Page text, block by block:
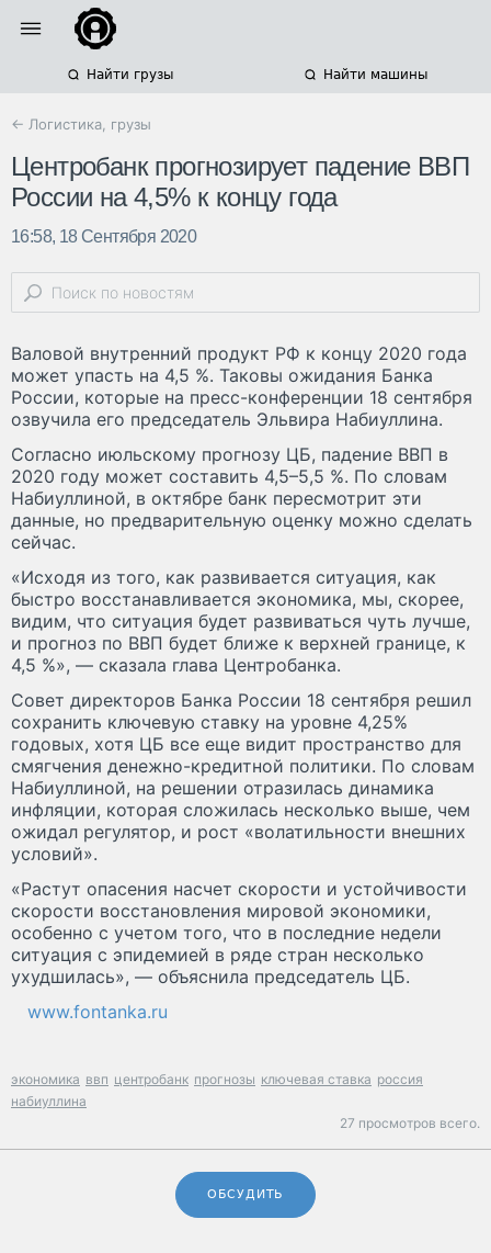
Найти грузы Найти машины
← Логистика, грузы
Центробанк прогнозирует падение ВВП
России на 4,5% к концу года
16:58, 18 Сентября 2020
Валовой внутренний продукт РФ к концу 2020 года
может упасть на 4,5 %. Таковы ожидания Банка
России, которые на пресс-конференции 18 сентября
озвучила его председатель Эльвира Набиуллина.
Согласно июльскому прогнозу ЦБ, падение ВВП в
2020 году может составить 4,5–5,5 %. По словам
Набиуллиной, в октябре банк пересмотрит эти
данные, но предварительную оценку можно сделать
сейчас.
«Исходя из того, как развивается ситуация, как
быстро восстанавливается экономика, мы, скорее,
видим, что ситуация будет развиваться чуть лучше,
и прогноз по ВВП будет ближе к верхней границе, к
4,5 %», — сказала глава Центробанка.
Совет директоров Банка России 18 сентября решил
сохранить ключевую ставку на уровне 4,25%
годовых, хотя ЦБ все еще видит пространство для
смягчения денежно-кредитной политики. По словам
Набиуллиной, на решении отразилась динамика
инфляции, которая сложилась несколько выше, чем
ожидал регулятор, и рост «волатильности внешних
условий».
«Растут опасения насчет скорости и устойчивости
скорости восстановления мировой экономики,
особенно с учетом того, что в последние недели
ситуация с эпидемией в ряде стран несколько
ухудшилась», — объяснила председатель ЦБ.
www.fontanka.ru
экономика ввп центробанк прогнозы ключевая ставка россия
набиуллина
27 просмотров всего.
ОБСУДИТЬ